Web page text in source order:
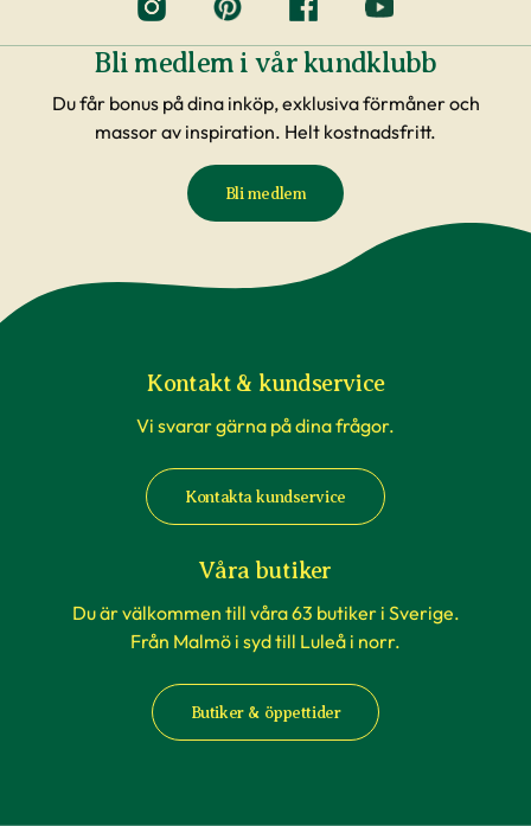
Bli medlem i vår kundklubb
Du får bonus på dina inköp, exklusiva förmåner och
massor av inspiration. Helt kostnadsfritt.
Bli medlem
Kontakt & kundservice
Vi svarar gärna på dina frågor.
Kontakta kundservice
Våra butiker
Du är välkommen till våra 63 butiker i Sverige.
Från Malmö i syd till Luleå i norr.
Butiker & öppettider